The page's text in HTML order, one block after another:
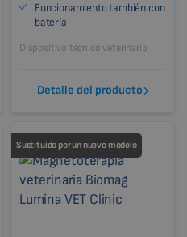
Funcionamiento también con
batería
Dispositivo técnico veterinario
Detalle del producto
Sustituido por un nuevo modelo